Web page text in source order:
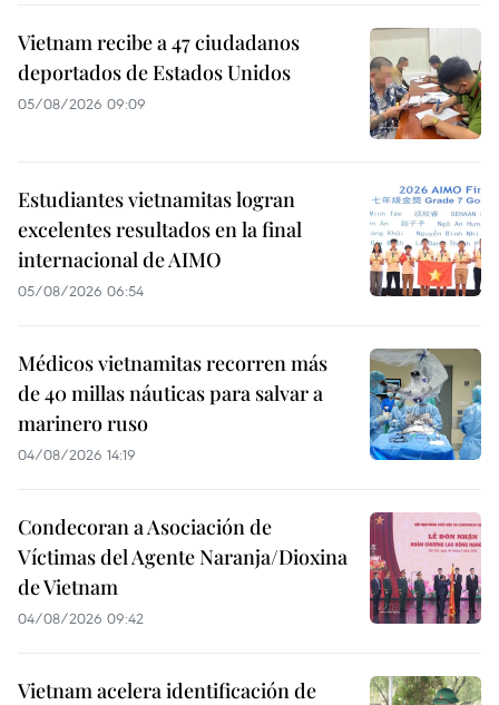
Vietnam recibe a 47 ciudadanos
deportados de Estados Unidos
05/08/2026 09:09
Estudiantes vietnamitas logran
excelentes resultados en la final
internacional de AIMO
05/08/2026 06:54
Médicos vietnamitas recorren más
de 40 millas náuticas para salvar a
marinero ruso
04/08/2026 14:19
Condecoran a Asociación de
Víctimas del Agente Naranja/Dioxina
de Vietnam
04/08/2026 09:42
Vietnam acelera identificación de